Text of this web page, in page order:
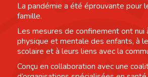
La pandémie a été éprouvante pour
famille.
Les mesures de confinement ont nui
physique et mentale des enfants, à
scolaire et à leurs liens avec la
Conçu en collaboration avec une